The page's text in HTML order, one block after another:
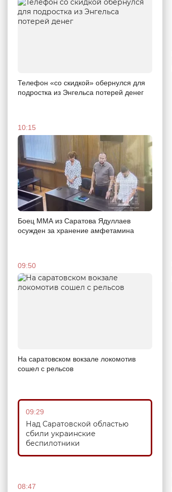
Телефон «со скидкой» обернулся для
подростка из Энгельса потерей денег
10:15
Боец ММА из Саратова Ядуллаев
осужден за хранение амфетамина
09:50
На саратовском вокзале локомотив
сошел с рельсов
09:29
Над Саратовской областью
сбили украинские
беспилотники
08:47